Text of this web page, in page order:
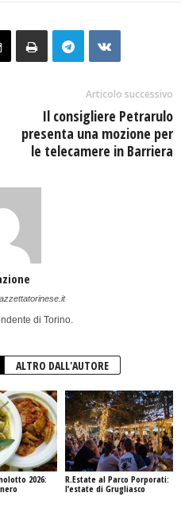
Articolo successivo
Il consigliere Petrarulo
presenta una mozione per
le telecamere in Barriera
di Torino.
ALTRO DALL'AUTORE
2026:
R.Estate al Parco Porporati:
l’estate di Grugliasco